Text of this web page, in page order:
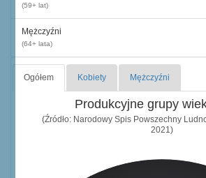
(59+ lat)
Mężczyźni
(64+ lata)
Ogółem Kobiety Mężczyźni
Produkcyjne grupy
(Źródło: Narodowy Spis Powszechny
2021)